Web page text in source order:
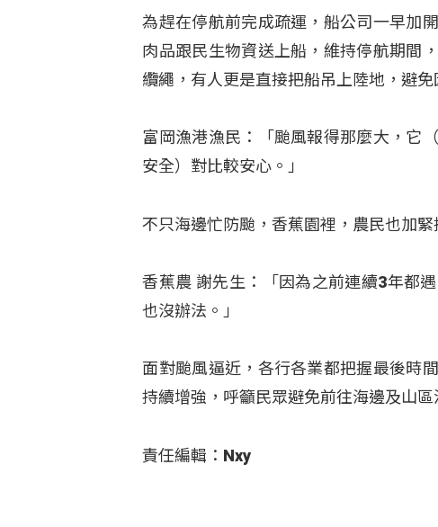
為趕在停航前完成疏運，船公司一早加
肉品跟民生物資送上船，維持停航期間
纜繩，有人更是直接把船吊上陸地，避免
富岡漁港漁民：「颱風報得那麼大，它
安全）對比較安心。」
不只海邊忙防颱，香蕉園裡，農民也加
香蕉農 謝先生：「因為之前連續3年都
也沒辦法。」
面對颱風逼近，各行各業都把握最後時
持續增強，呼籲民眾避免前往海邊及山
責任編輯：Nxy